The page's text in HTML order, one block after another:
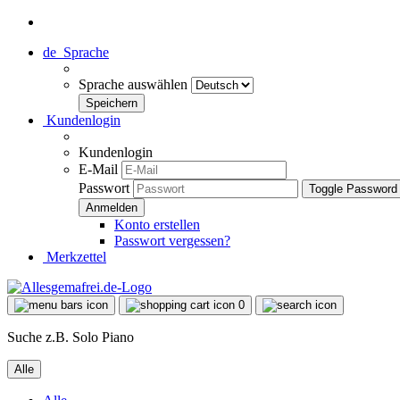
de Sprache
Sprache auswählen
Kundenlogin
Kundenlogin
E-Mail
Passwort
Toggle
Konto erstellen
Passwort vergessen?
Merkzettel
0
Suche z.B. Solo Piano
Alle